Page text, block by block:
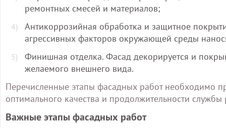
ремонтных смесей и материалов;
Антикоррозийная обработка и защитное
агрессивных факторов окружающей среды
Финишная отделка. Фасад декорируется и
желаемого внешнего вида.
Перечисленные этапы фасадных работ необходимо
оптимального качества и продолжительности
Важные этапы фасадных работ